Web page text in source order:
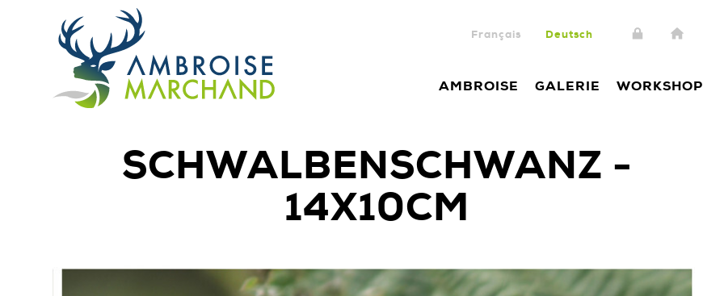
Français Deutsch
AMBROISE GALERIE WORKSHOP
SCHWALBENSCHWANZ -
14X10CM